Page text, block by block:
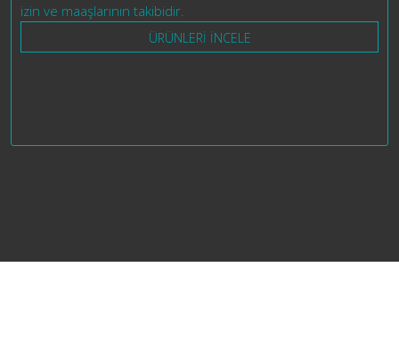
izin ve maaşlarının takibidir.
ÜRÜNLERİ İNCELE